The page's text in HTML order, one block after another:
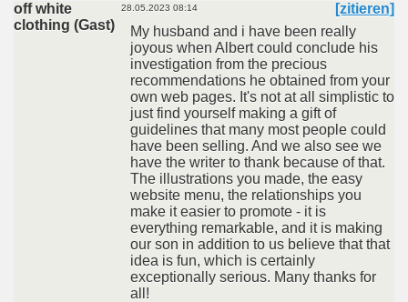
off white
clothing (Gast)
28.05.2023 08:14
[zitieren]
My husband and i have been really
joyous when Albert could conclude his
investigation from the precious
recommendations he obtained from your
own web pages. It's not at all simplistic to
just find yourself making a gift of
guidelines that many most people could
have been selling. And we also see we
have the writer to thank because of that.
The illustrations you made, the easy
website menu, the relationships you
make it easier to promote - it is
everything remarkable, and it is making
our son in addition to us believe that that
idea is fun, which is certainly
exceptionally serious. Many thanks for
all!